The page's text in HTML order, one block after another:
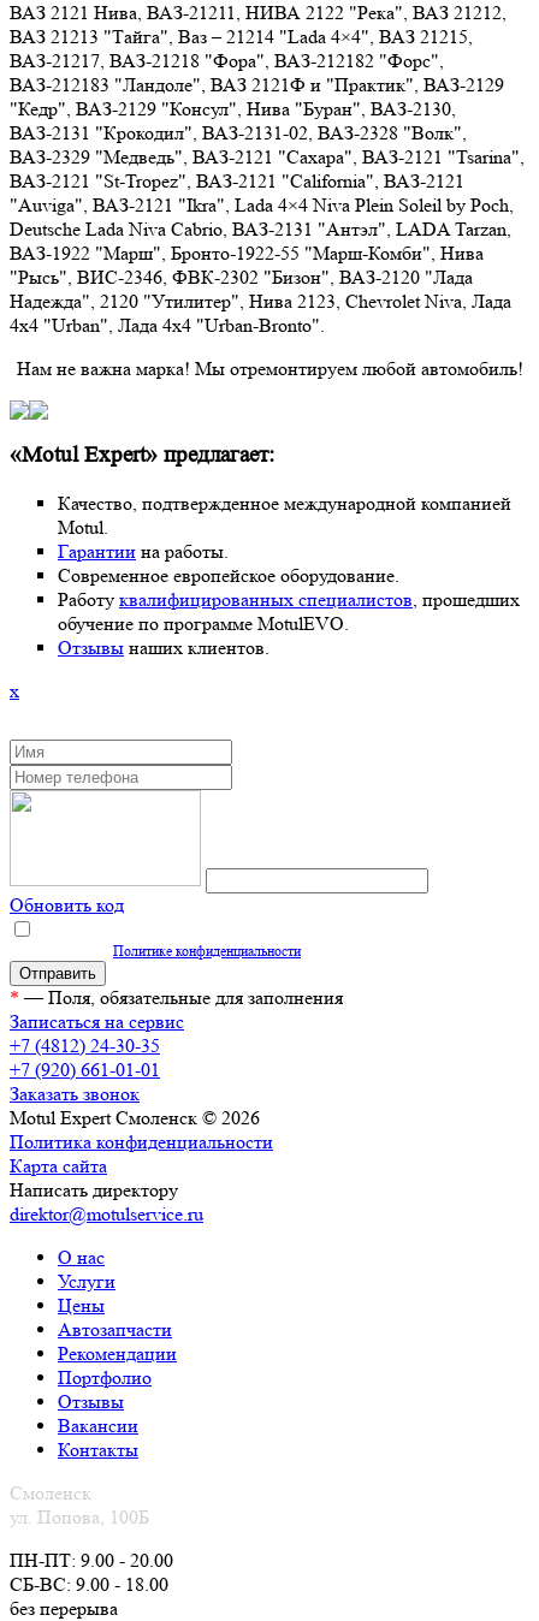
ВАЗ 2121 Нива, ВАЗ-21211, НИВА 2122 "Река", ВАЗ 21212,
ВАЗ 21213 "Тайга", Ваз – 21214 "Lada 4×4", ВАЗ 21215,
ВАЗ-21217, ВАЗ-21218 "Фора", ВАЗ-212182 "Форс",
ВАЗ-212183 "Ландоле", ВАЗ 2121Ф и "Практик", ВАЗ-2129
"Кедр", ВАЗ-2129 "Консул", Нива "Буран", ВАЗ-2130,
ВАЗ-2131 "Крокодил", ВАЗ-2131-02, ВАЗ-2328 "Волк",
ВАЗ-2329 "Медведь", ВАЗ-2121 "Сахара", ВАЗ-2121 "Tsarina",
ВАЗ-2121 "St-Tropez", ВАЗ-2121 "California", ВАЗ-2121
"Auviga", ВАЗ-2121 "Ikra", Lada 4×4 Niva Plein Soleil by Poch,
Deutsche Lada Niva Cabrio, ВАЗ-2131 "Антэл", LADA Tarzan,
ВАЗ-1922 "Марш", Бронто-1922-55 "Марш-Комби", Нива
"Рысь", ВИС-2346, ФВК-2302 "Бизон", ВАЗ-2120 "Лада
Надежда", 2120 "Утилитер", Нива 2123, Chevrolet Niva, Лада
4х4 "Urban", Лада 4х4 "Urban-Bronto".
Нам не важна марка! Мы отремонтируем любой автомобиль!
«Motul Expert» предлагает:
Качество, подтвержденное международной компанией
Motul.
Гарантии на работы.
Современное европейское оборудование.
Работу квалифицированных специалистов , прошедших
обучение по программе MotulEVO.
Отзывы наших клиентов.
x
Обновить код
Политике конфиденциальности
* — Поля, обязательные для заполнения
Записаться на сервис
+7 (4812) 24-30-35
+7 (920) 661-01-01
Заказать звонок
Motul Expert Смоленск © 2026
Политика конфиденциальности
Карта сайта
Написать директору
direktor@motulservice.ru
О нас
Услуги
Цены
Автозапчасти
Рекомендации
Портфолио
Отзывы
Вакансии
Контакты
Смоленск
ул. Попова, 100Б
ПН-ПТ: 9.00 - 20.00
СБ-ВС: 9.00 - 18.00
без перерыва